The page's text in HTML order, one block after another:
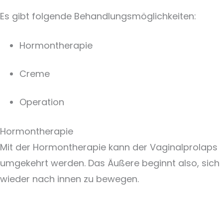
Es gibt folgende Behandlungsmöglichkeiten:
Hormontherapie
Creme
Operation
Hormontherapie
Mit der Hormontherapie kann der Vaginalprolaps
umgekehrt werden. Das Äußere beginnt also, sich
wieder nach innen zu bewegen.